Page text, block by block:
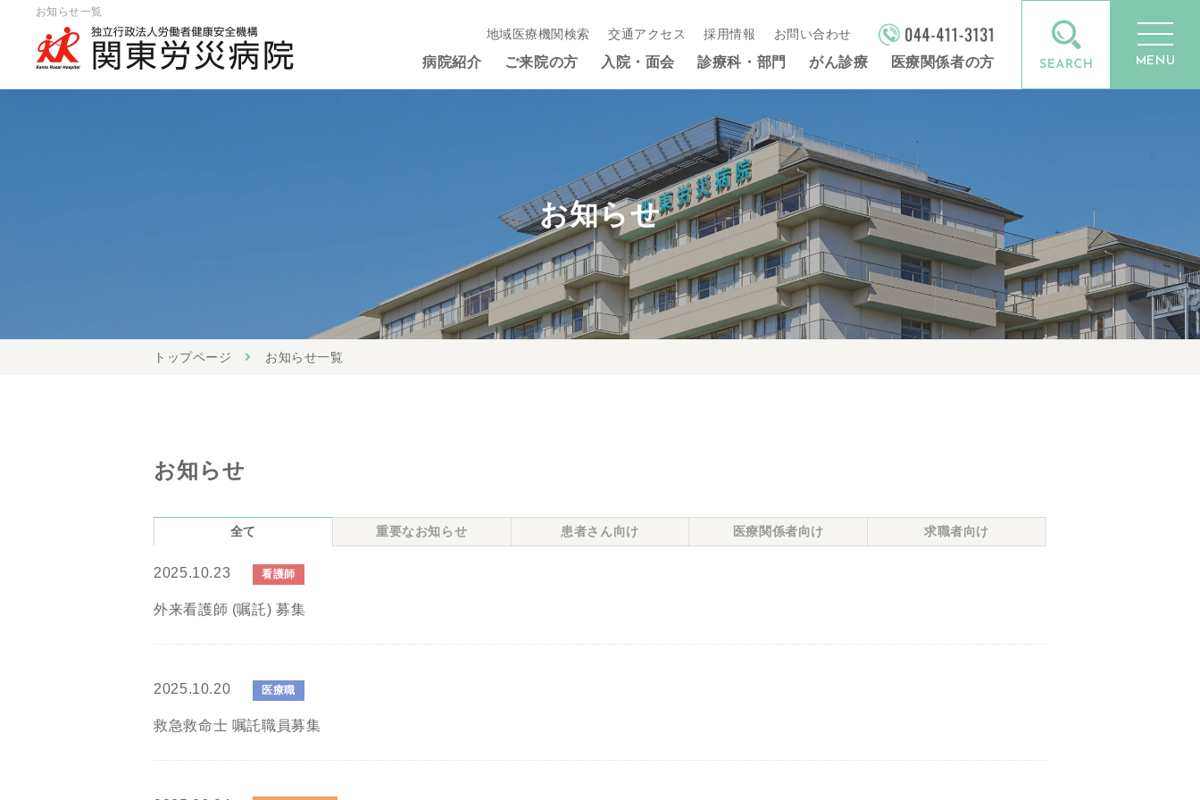
お知らせ一覧
地域医療機関検索 交通アクセス 採用情報 お問い合わせ
病院紹介 ご来院の方 入院・面会 診療科・部門 がん診療 医療関係者の方 MENU
お知らせ
トップページ お知らせ一覧
お知らせ
全て 重要なお知らせ 患者さん向け 医療関係者向け 求職者向け
2025.10.23 看護師
外来看護師 (嘱託) 募集
2025.10.20 医療職
救急救命士 嘱託職員募集